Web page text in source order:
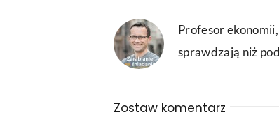
Profesor
sprawdzają niż
Zostaw komentarz